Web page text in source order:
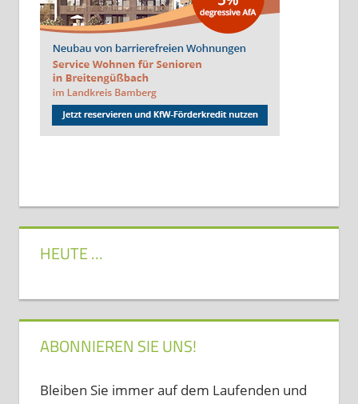
HEUTE …
ABONNIEREN SIE UNS!
Bleiben Sie immer auf dem Laufenden und